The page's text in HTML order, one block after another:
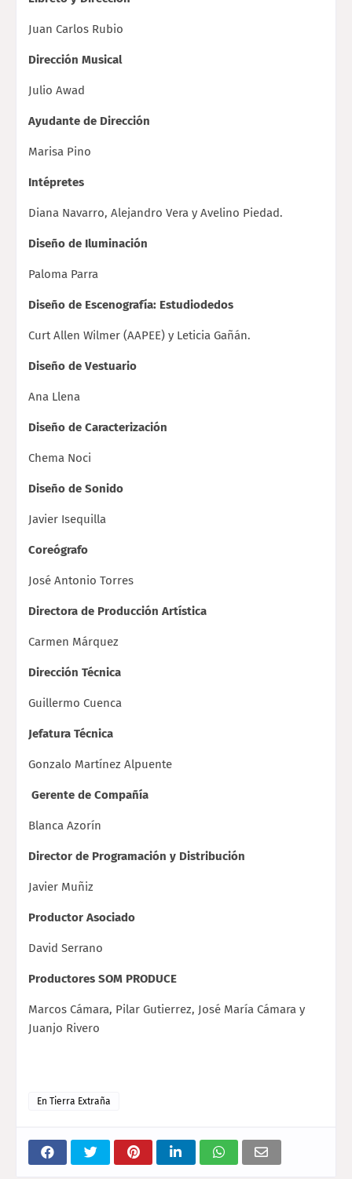
Juan Carlos Rubio
Dirección Musical
Julio Awad
Ayudante de Dirección
Marisa Pino
Intépretes
Diana Navarro, Alejandro Vera y Avelino Piedad.
Diseño de Iluminación
Paloma Parra
Diseño de Escenografía: Estudiodedos
Curt Allen Wilmer (AAPEE) y Leticia Gañán.
Diseño de Vestuario
Ana Llena
Diseño de Caracterización
Chema Noci
Diseño de Sonido
Javier Isequilla
Coreógrafo
José Antonio Torres
Directora de Producción Artística
Carmen Márquez
Dirección Técnica
Guillermo Cuenca
Jefatura Técnica
Gonzalo Martínez Alpuente
Gerente de Compañía
Blanca Azorín
Director de Programación y Distribución
Javier Muñiz
Productor Asociado
David Serrano
Productores SOM PRODUCE
Marcos Cámara, Pilar Gutierrez, José María Cámara y
Juanjo Rivero
En Tierra Extraña